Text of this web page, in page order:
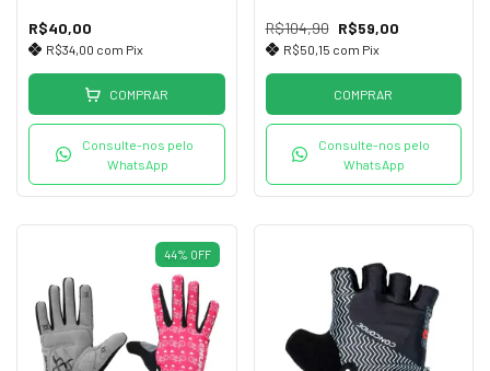
R$40,00
R$34,00 com Pix
COMPRAR
Consulte-nos pelo
WhatsApp
R$104,90 R$59,00
R$50,15 com Pix
COMPRAR
Consulte-nos pelo
WhatsApp
44% OFF